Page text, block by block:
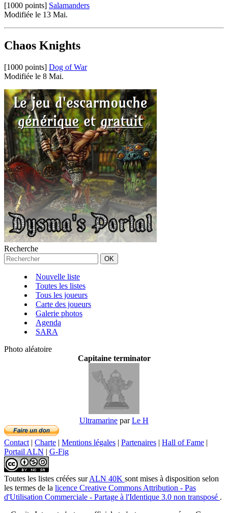
[1000 points] Salamanders
Modifiée le 13 Mai.
Chaos Knights
[1000 points] Dog of War
Modifiée le 8 Mai.
Recherche
Nouvelle liste
Toutes les listes
Tous les joueurs
Carte des joueurs
Galerie photos
Agenda
SARA
Photo aléatoire
Capitaine terminator
Ultramarine parLe H
Contact | Charte | Mentions légales | Partenaires | Hall of Fame |
Portail ALN | G-Fig
Toutes les listes créées surALN 40K sont mises à disposition selon
les termes de la licence Creative Commons Attribution - Pas
d'Utilisation Commerciale - Partage à l'Identique 3.0 non transposé .